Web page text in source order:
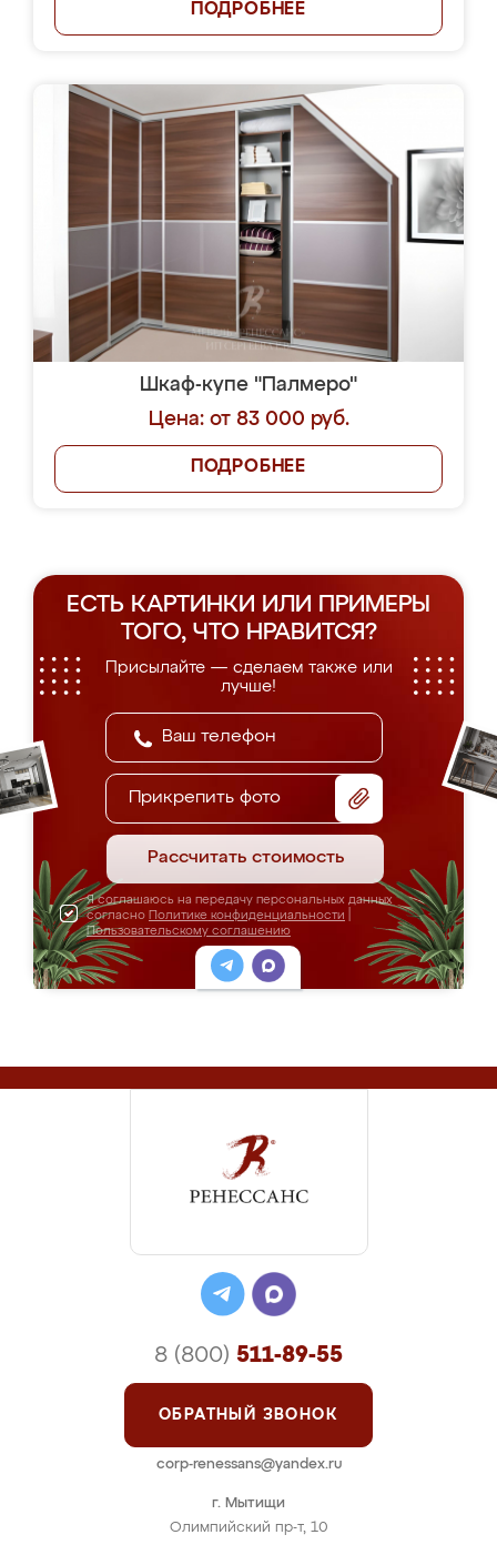
ПОДРОБНЕЕ
Шкаф-купе "Палмеро"
Цена: от 83 000 руб.
ПОДРОБНЕЕ
ЕСТЬ КАРТИНКИ ИЛИ ПРИМЕРЫ
ТОГО, ЧТО НРАВИТСЯ?
Присылайте — сделаем также или
лучше!
Прикрепить фото
Рассчитать стоимость
Я соглашаюсь на передачу персональных данных
согласно Политике конфиденциальности
Пользовательскому соглашению
г. Мытищи
Олимпийский пр-т, 10
8 (800) 511-89-55
ОБРАТНЫЙ ЗВОНОК
corp-renessans@yandex.ru